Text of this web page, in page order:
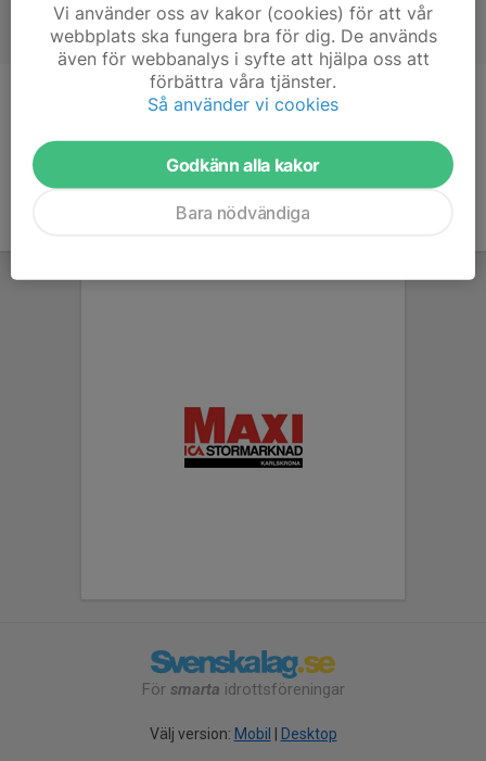
Huvudtränare
För smarta idrottsföreningar
Välj version: Mobil Desktop
Vi använder oss av kakor (cookies) för att vår
webbplats ska fungera bra för dig. De används
även för webbanalys i syfte att hjälpa oss att
förbättra våra tjänster.
Så använder vi cookies
Godkänn alla kakor
Bara nödvändiga